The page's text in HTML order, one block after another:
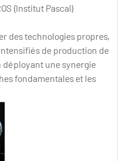
(Institut Pascal)
des technologies propres,
de production de
une synergie
fondamentales et les